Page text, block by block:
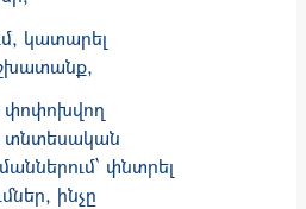
կատարել
փոփոխվող
տնտեսական
փնտրել
ինչը